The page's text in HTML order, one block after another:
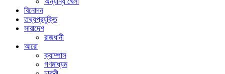
বিনোদন
তথ্যপ্রযুক্তি
সারাদেশ
রাজধানী
আরো
ক্যাম্পাস
গণমাধ্যম